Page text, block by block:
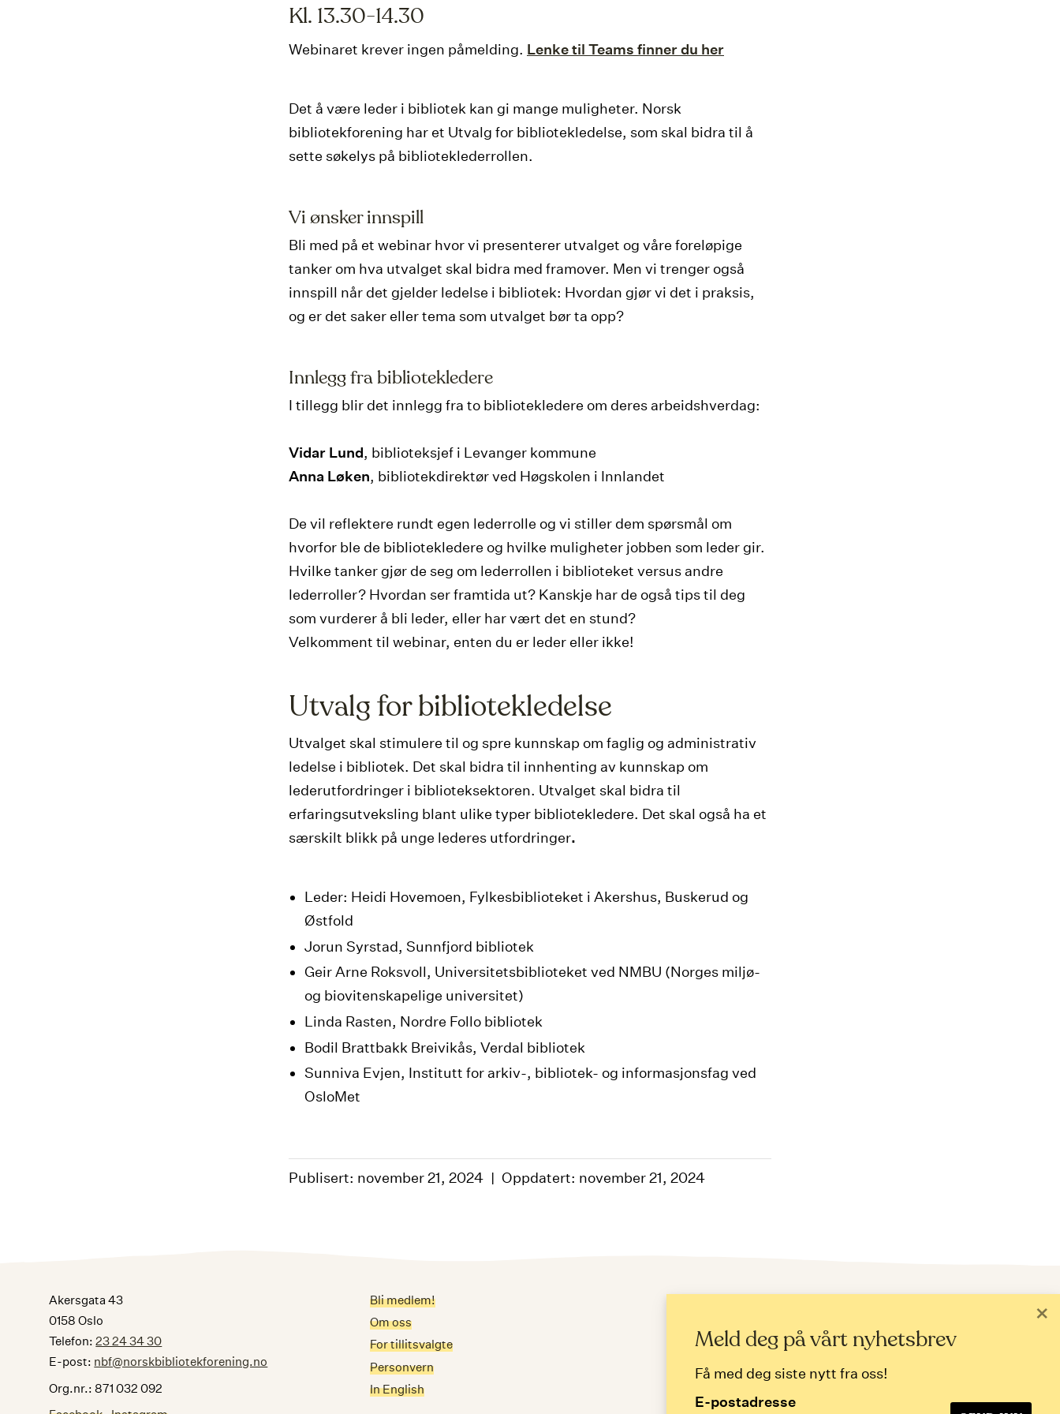
Kl. 13.30-14.30
Webinaret krever ingen påmelding. Lenke til Teams finner du her
Det å være leder i bibliotek kan gi mange muligheter. Norsk
bibliotekforening har et Utvalg for bibliotekledelse, som skal bidra til å
sette søkelys på biblioteklederrollen.
Vi ønsker innspill
Bli med på et webinar hvor vi presenterer utvalget og våre foreløpige
tanker om hva utvalget skal bidra med framover. Men vi trenger også
innspill når det gjelder ledelse i bibliotek: Hvordan gjør vi det i praksis,
og er det saker eller tema som utvalget bør ta opp?
Innlegg fra bibliotekledere
I tillegg blir det innlegg fra to bibliotekledere om deres arbeidshverdag:
Vidar Lund, biblioteksjef i Levanger kommune
Anna Løken, bibliotekdirektør ved Høgskolen i Innlandet
De vil reflektere rundt egen lederrolle og vi stiller dem spørsmål om
hvorfor ble de bibliotekledere og hvilke muligheter jobben som leder gir.
Hvilke tanker gjør de seg om lederrollen i biblioteket versus andre
lederroller? Hvordan ser framtida ut? Kanskje har de også tips til deg
som vurderer å bli leder, eller har vært det en stund?
Velkomment til webinar, enten du er leder eller ikke!
Utvalg for bibliotekledelse
Utvalget skal stimulere til og spre kunnskap om faglig og administrativ
ledelse i bibliotek. Det skal bidra til innhenting av kunnskap om
lederutfordringer i biblioteksektoren. Utvalget skal bidra til
erfaringsutveksling blant ulike typer bibliotekledere. Det skal også ha et
særskilt blikk på unge lederes utfordringer.
Leder: Heidi Hovemoen, Fylkesbiblioteket i Akershus, Buskerud og
Østfold
Jorun Syrstad, Sunnfjord bibliotek
Geir Arne Roksvoll, Universitetsbiblioteket ved NMBU (Norges miljø-
og biovitenskapelige universitet)
Linda Rasten, Nordre Follo bibliotek
Bodil Brattbakk Breivikås, Verdal bibliotek
Sunniva Evjen, Institutt for arkiv-, bibliotek- og informasjonsfag ved
OsloMet
Publisert: november 21, 2024 Oppdatert: november 21, 2024
Akersgata 43
0158 Oslo
Telefon:23 24 34 30
E-post: nbf@norskbibliotekforening.no
Org.nr.: 871 032 092
Bli medlem!
Om oss
For tillitsvalgte
Personvern
In English
Meld deg på vårt nyhetsbrev
Få med deg siste nytt fra oss!
E-postadresse
×